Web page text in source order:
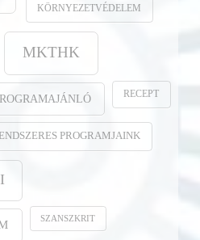
KÖRNYEZETVÉDELEM
MKTHK
RECEPT
PROGRAMJAINK
SZANSZKRIT